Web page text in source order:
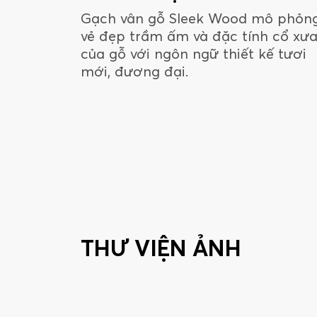
Gạch vân gỗ Sleek Wood mô
vẻ đẹp trầm ấm và đặc tính cổ xưa
của gỗ với ngôn ngữ thiết kế tươi
mới, đương đại.
THƯ VIỆN ẢNH